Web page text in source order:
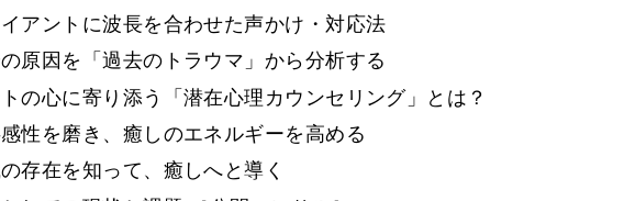
アントに波長を合わせた声かけ・対応法
原因を「過去のトラウマ」から分析する
の心に寄り添う「潜在心理カウンセリング」とは？
性を磨き、癒しのエネルギーを高める
存在を知って、癒しへと導く